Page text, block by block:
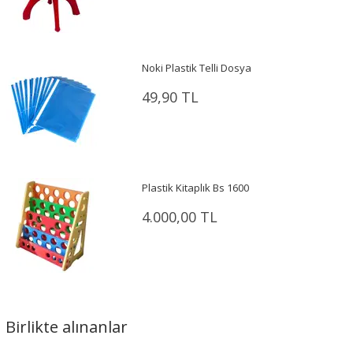
Noki Plastik Telli Dosya
49,90 TL
Plastik Kitaplık Bs 1600
4.000,00 TL
Birlikte alınanlar